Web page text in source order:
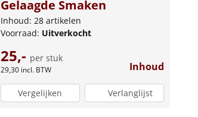
Gelaagde Smaken
Inhoud: 28 artikelen
Voorraad: Uitverkocht
25,- per stuk
29,30 incl. BTW Inhoud
Vergelijken Verlanglijst